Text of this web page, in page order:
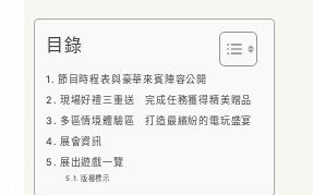
目錄
節目時程表與豪華來賓陣容公開
現場好禮三重送 完成任務獲得精美贈品
多區情境體驗區 打造最繽紛的電玩盛宴
展會資訊
展出遊戲一覽
版權標示